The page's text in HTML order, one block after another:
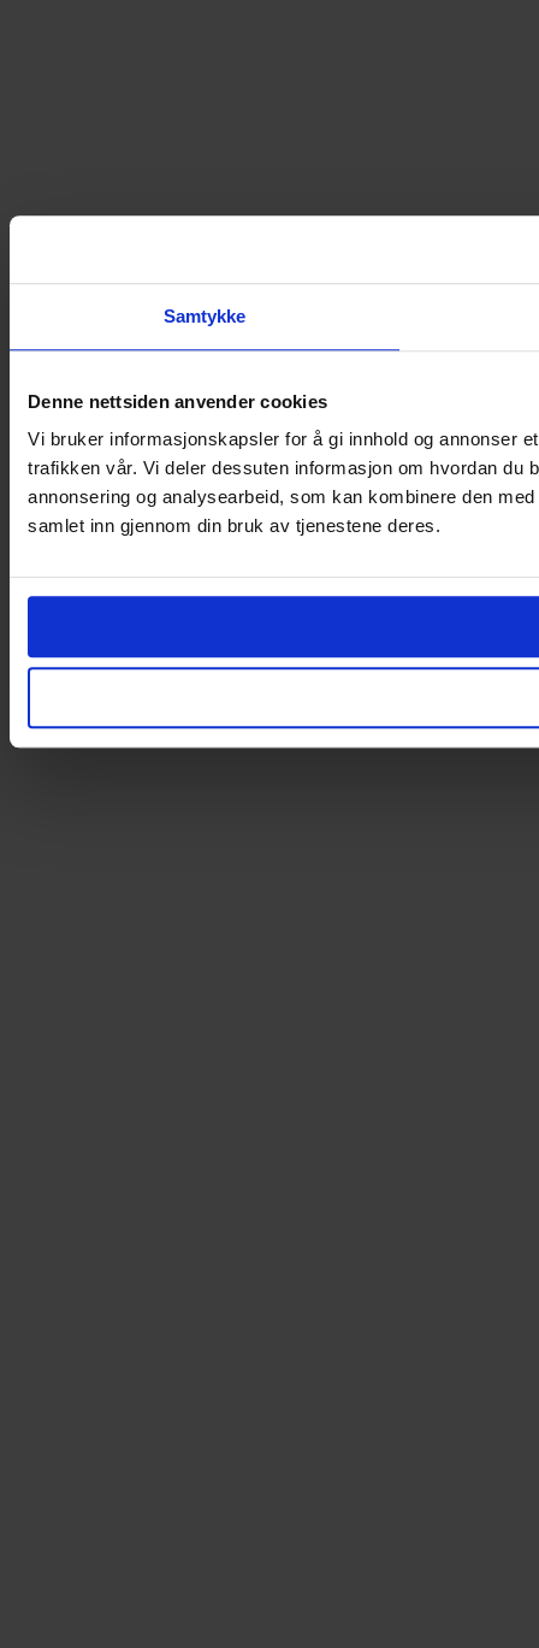
Samtykke
Denne nettsiden anvender cookies
Vi bruker informasjonskapsler for å gi innhold og annonser
trafikken vår. Vi deler dessuten informasjon om hvordan du
annonsering og analysearbeid, som kan kombinere den
samlet inn gjennom din bruk av tjenestene deres.